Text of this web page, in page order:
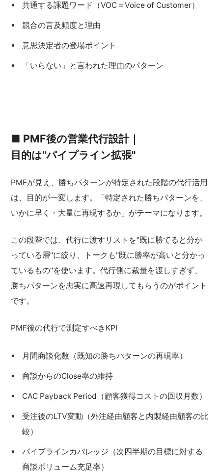
共通する課題ワード（VOC＝Voice of Customer）
競合の言及頻度と理由
意思決定者の登場ポイント
「いらない」と言われた理由のパターン
■ PMF後の営業代行設計｜
目的は"パイプライン拡張"
PMFが見え、勝ちパターンが特定された段階の代行活用
は、目的が一変します。「特定された勝ちパターンを、
いかに早く・大量に再現するか」がテーマになります。
この段階では、代行に渡すリストを"既に勝てると分か
っている層"に絞り、トークも"既に勝率が高いと分かっ
ているもの"を使います。代行側に裁量を渡しすぎず、
勝ちパターンを忠実に高速再現してもらうのがポイント
です。
PMF後の代行で測定すべきKPI
月間商談化数（既知の勝ちパターンの再現率）
商談からのClose率の維持
CAC Payback Period（顧客獲得コストの回収月数）
受注後のLTV変動（外注経由顧客と内製経由顧客の比
較）
パイプラインカバレッジ（次四半期の目標に対する
商談ボリューム充足率）